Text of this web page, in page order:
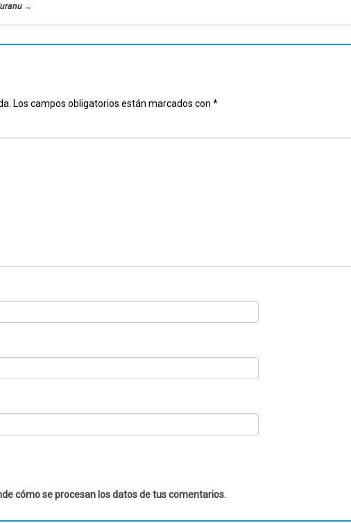
→
Los campos obligatorios están marcados con *
cómo se procesan los datos de tus comentarios.